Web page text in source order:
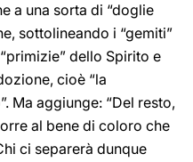
a una sorta di “doglie
sottolineando i “gemiti”
dello Spirito e
cioè “la
Ma aggiunge: “Del resto,
al bene di coloro che
ci separerà dunque